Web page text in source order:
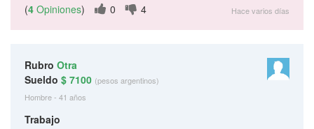
(4 Opiniones) 0 4 Hace varios días
Rubro Otra
Sueldo $ 7100 (pesos argentinos)
Hombre - 41 años
Trabajo